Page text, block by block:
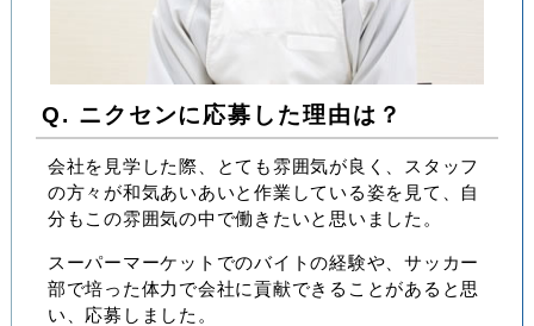
Q. ニクセンに応募した理由は？
会社を見学した際、とても雰囲気が良く、スタッフ
の方々が和気あいあいと作業している姿を見て、自
分もこの雰囲気の中で働きたいと思いました。
スーパーマーケットでのバイトの経験や、サッカー
部で培った体力で会社に貢献できることがあると思
い、応募しました。